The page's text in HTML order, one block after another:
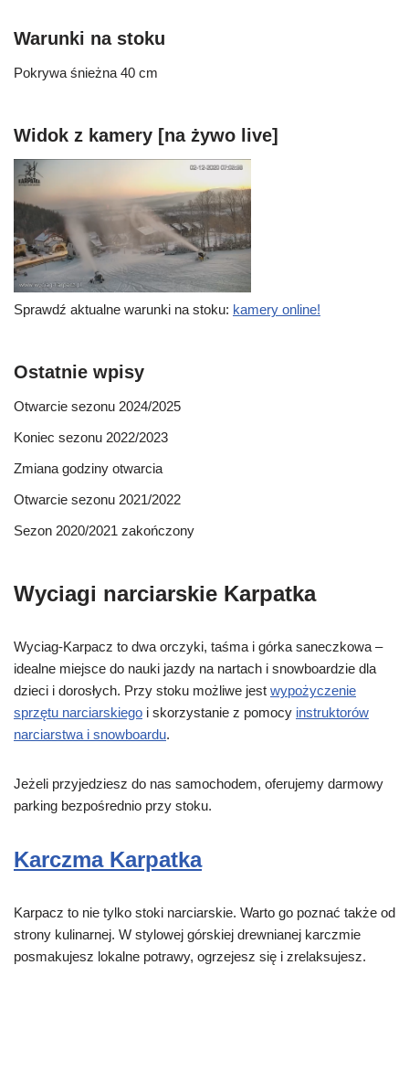
Warunki na stoku
Pokrywa śnieżna 40 cm
Widok z kamery [na żywo live]
Sprawdź aktualne warunki na stoku: kamery online!
Ostatnie wpisy
Otwarcie sezonu 2024/2025
Koniec sezonu 2022/2023
Zmiana godziny otwarcia
Otwarcie sezonu 2021/2022
Sezon 2020/2021 zakończony
Wyciagi narciarskie Karpatka
Wyciag-Karpacz to dwa orczyki, taśma i górka saneczkowa –
idealne miejsce do nauki jazdy na nartach i snowboardzie dla
dzieci i dorosłych. Przy stoku możliwe jest wypożyczenie
sprzętu narciarskiego i skorzystanie z pomocy instruktorów
narciarstwa i snowboardu.
Jeżeli przyjedziesz do nas samochodem, oferujemy darmowy
parking bezpośrednio przy stoku.
Karczma Karpatka
Karpacz to nie tylko stoki narciarskie. Warto go poznać także od
strony kulinarnej. W stylowej górskiej drewnianej karczmie
posmakujesz lokalne potrawy, ogrzejesz się i zrelaksujesz.